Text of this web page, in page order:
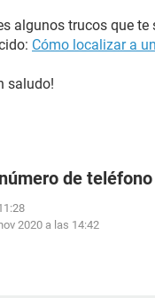
algunos trucos que
Cómo localizar a
saludo!
de
2020 a las 14:42